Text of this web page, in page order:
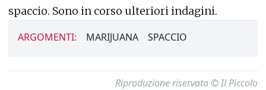
spaccio. Sono in corso ulteriori indagini.
ARGOMENTI: MARIJUANA SPACCIO
Riproduzione riservata © Il Piccolo